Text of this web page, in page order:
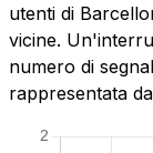
utenti di
vicine.
numero di
rappresentata